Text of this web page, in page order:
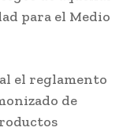
para el Medio
el reglamento
de